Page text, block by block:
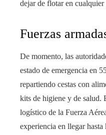
dejar de flotar en cualquier
Fuerzas
De momento, las
estado de emergencia en
repartiendo cestas con
kits de higiene y de salud.
logístico de la Fuerza
experiencia en llegar